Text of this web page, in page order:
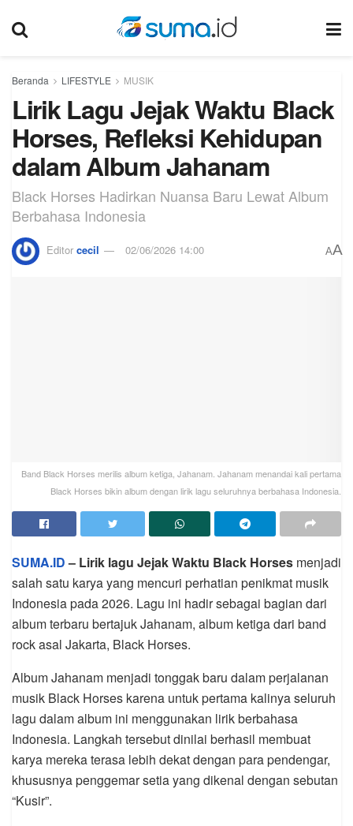
Beranda LIFESTYLE MUSIK
Lirik Lagu Jejak Waktu Black
Horses, Refleksi Kehidupan
dalam Album Jahanam
Black Horses Hadirkan Nuansa Baru Lewat Album
Berbahasa Indonesia
Editor cecil 02/06/2026 14:00 AA
Band Black Horses merilis album ketiga, Jahanam. Jahanam menandai kali pertama
Black Horses bikin album dengan lirik lagu seluruhnya berbahasa Indonesia.
SUMA.ID– Lirik lagu Jejak Waktu Black Horses menjadi
salah satu karya yang mencuri perhatian penikmat musik
Indonesia pada 2026. Lagu ini hadir sebagai bagian dari
album terbaru bertajuk Jahanam, album ketiga dari band
rock asal Jakarta, Black Horses.
Album Jahanam menjadi tonggak baru dalam perjalanan
musik Black Horses karena untuk pertama kalinya seluruh
lagu dalam album ini menggunakan lirik berbahasa
Indonesia. Langkah tersebut dinilai berhasil membuat
karya mereka terasa lebih dekat dengan para pendengar,
khususnya penggemar setia yang dikenal dengan sebutan
“Kusir”.